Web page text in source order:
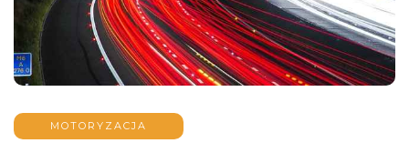
MOTORYZACJA